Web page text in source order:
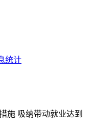
统计
施 吸纳带动就业达到